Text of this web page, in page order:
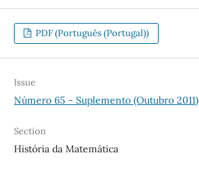
PDF (Português (Portugal))
Issue
Número 65 - Suplemento (Outubro 2011)
Section
História da Matemática